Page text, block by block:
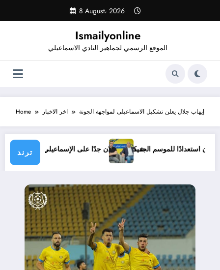
content
8 August، 2026
Ismailyonline
الموقع الرسمي لجماهير النادي الاسماعيلي
Home اخر الاخبار إيهاب جلال يعلن تشكيل الاسماعيلى لمواجهة الجونة
ترند
شيكابالا: زعلان جدًا على الإسماعيلي..حتى الآن استعدادًا للموسم الجديد